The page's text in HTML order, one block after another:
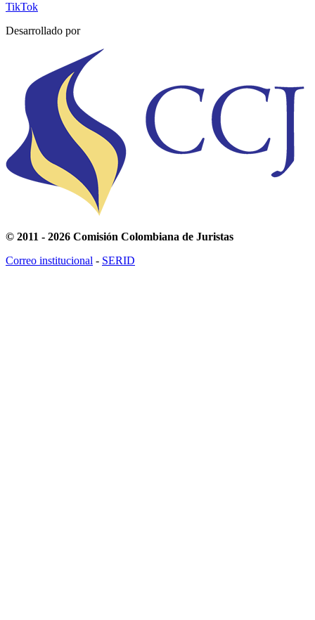
TikTok
Desarrollado por
© 2011 - 2026 Comisión Colombiana de Juristas
Correo institucional - SERID